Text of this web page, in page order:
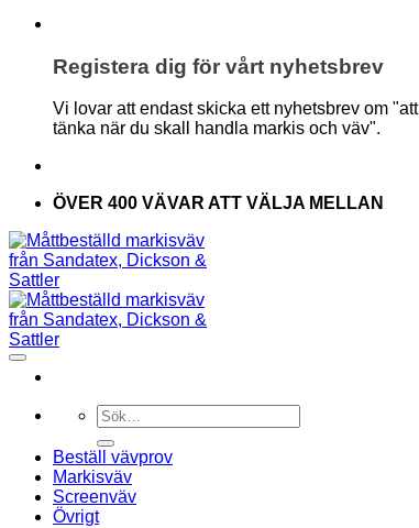
Registera dig för vårt nyhetsbrev
Vi lovar att endast skicka ett nyhetsbrev om "att
tänka när du skall handla markis och väv".
ÖVER 400 VÄVAR ATT VÄLJA MELLAN
Sök
efter:
Beställ vävprov
Markisväv
Screenväv
Övrigt